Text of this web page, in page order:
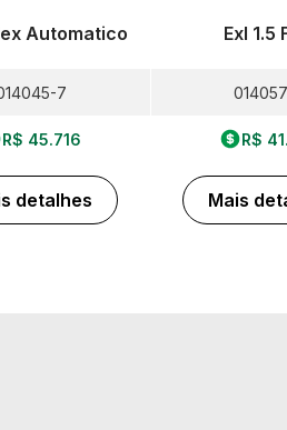
Automatico
7
R$ 45.716
detalhes
Exl 1.5
R$
Mais